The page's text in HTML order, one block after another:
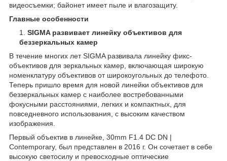
видеосъемки; байонет имеет пыле и влагозащиту.
Главные особенности
SIGMA развивает линейку объективов для
беззеркальных камер
В течение многих лет SIGMA развивала линейку фикс-
объективов для зеркальных камер, включающая широкую
номенклатуру объективов от широкоугольных до телефото.
Теперь пришло время для новой линейки объективов для
беззеркальных камер с наиболее востребованными
фокусными расстояниями, легких и компактных, для
повседневного использования, с высоким качеством
изображения.
Первый объектив в линейке, 30mm F1.4 DC DN |
Contemporary, был представлен в 2016 г. Он сочетает в себе
высокую светосилу и превосходные оптические